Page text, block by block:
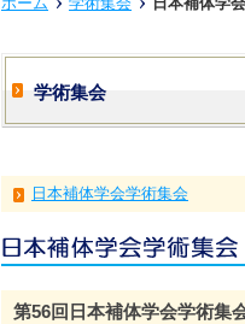
学術集会
日本補体学会学術集会
第56回日本補体学会学術集